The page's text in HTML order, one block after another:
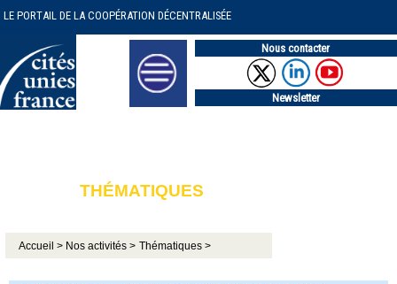
LE PORTAIL DE LA COOPÉRATION DÉCENTRALISÉE
Nous contacter
Newsletter
THÉMATIQUES
Accueil > Nos activités > Thématiques >